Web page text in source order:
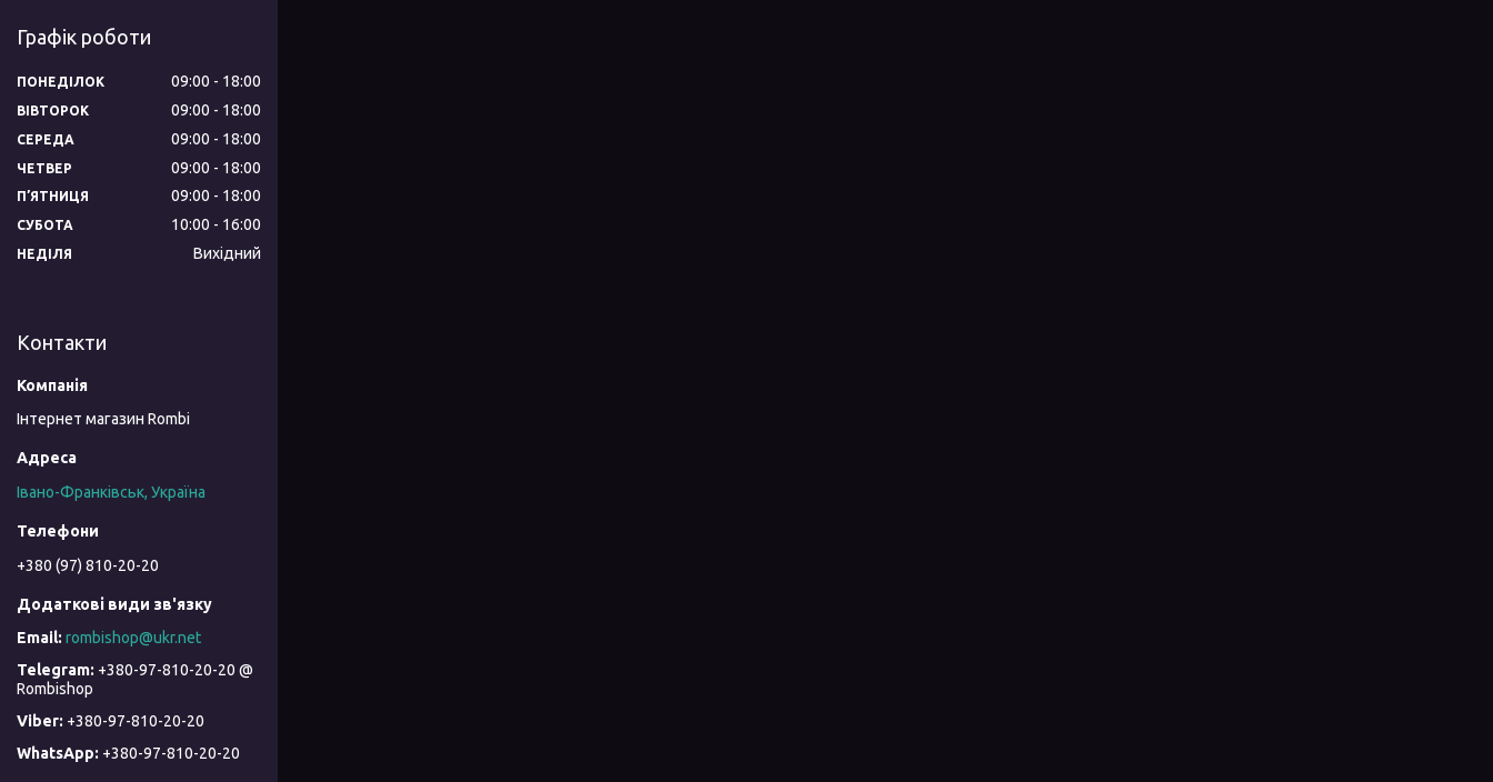
Графік роботи
ПОНЕДІЛОК 09:00 18:00
ВІВТОРОК 09:00 18:00
СЕРЕДА 09:00 18:00
ЧЕТВЕР 09:00 18:00
ПʼЯТНИЦЯ 09:00 18:00
СУБОТА 10:00 16:00
НЕДІЛЯ Вихідний
Контакти
Інтернет магазин Rombi
Івано-Франківськ, Україна
+380 (97) 810-20-20
rombishop@ukr.net
+380-97-810-20-20 @
Rombishop
+380-97-810-20-20
+380-97-810-20-20